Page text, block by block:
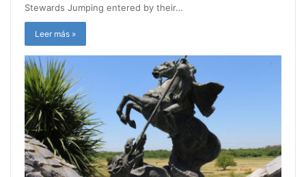
Stewards Jumping entered by their…
Leer más »